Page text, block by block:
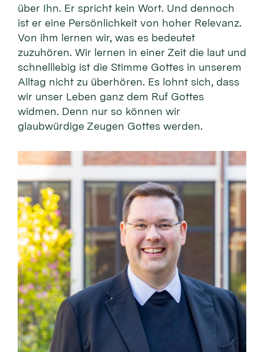
über Ihn. Er spricht kein Wort. Und dennoch
ist er eine Persönlichkeit von hoher Relevanz.
Von ihm lernen wir, was es bedeutet
zuzuhören. Wir lernen in einer Zeit die laut und
schnelllebig ist die Stimme Gottes in unserem
Alltag nicht zu überhören. Es lohnt sich, dass
wir unser Leben ganz dem Ruf Gottes
widmen. Denn nur so können wir
glaubwürdige Zeugen Gottes werden.